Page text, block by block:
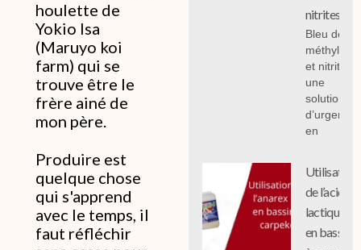
houlette de
Yokio Isa
(Maruyo koi
farm) qui se
trouve être le
frère ainé de
mon père.
Produire est
quelque chose
qui s'apprend
avec le temps, il
faut réfléchir
nitrites
Bleu de
méthylène
et nitrites :
une
solution
d’urgence
en
Utilisation
de l’acide
lactique
en bassin